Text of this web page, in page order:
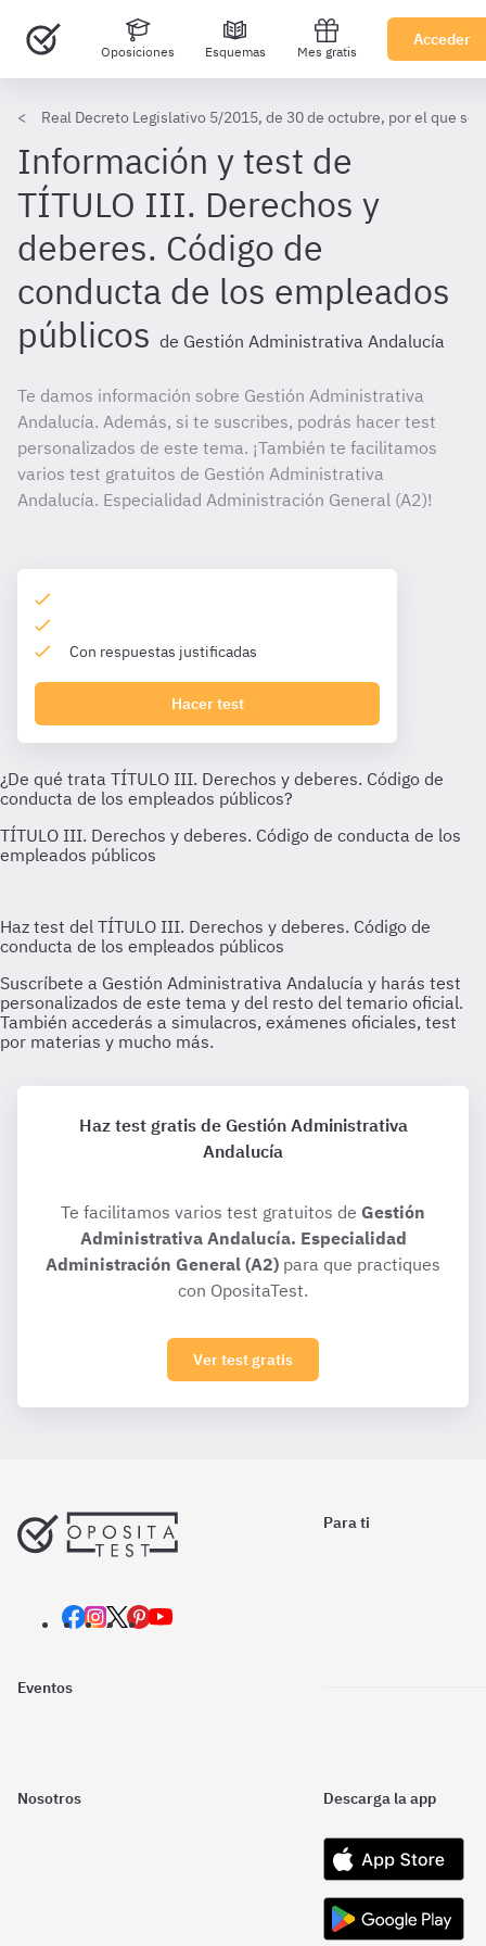
Oposiciones Esquemas Mes gratis
Acceder
Real Decreto Legislativo 5/2015, de 30 de octubre, por el que
Información y test de
TÍTULO III. Derechos y
deberes. Código de
conducta de los empleados
públicos de Gestión Administrativa Andalucía
Te damos información sobre Gestión Administrativa
Andalucía. Además, si te suscribes, podrás hacer test
personalizados de este tema. ¡También te facilitamos
varios test gratuitos de Gestión Administrativa
Andalucía. Especialidad Administración General (A2)!
Con respuestas justificadas
Hacer test
Haz test gratis de Gestión Administrativa
Andalucía
Te facilitamos varios test gratuitos de Gestión
Administrativa Andalucía. Especialidad
Administración General (A2) para que practiques
con OpositaTest.
Ver test gratis
Para ti
Eventos
Nosotros Descarga la app